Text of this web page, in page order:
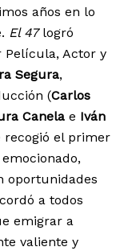
años en lo
El 47logró
Película, Actor y
Segura,
(Carlos
Canela e Iván
recogió el primer
oportunidades
a todos
emigrar a
valiente y